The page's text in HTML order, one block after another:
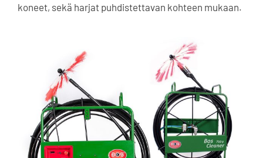
koneet, sekä harjat puhdistettavan kohteen mukaan.